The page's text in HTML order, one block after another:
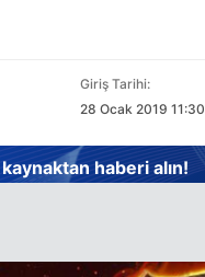
Giriş Tarihi:
28 Ocak 2019 11:30
haberi alın!